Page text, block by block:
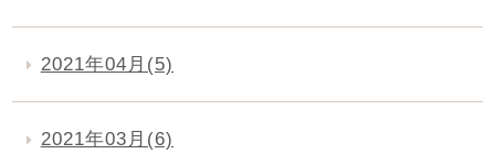
2021年04月(5)
2021年03月(6)